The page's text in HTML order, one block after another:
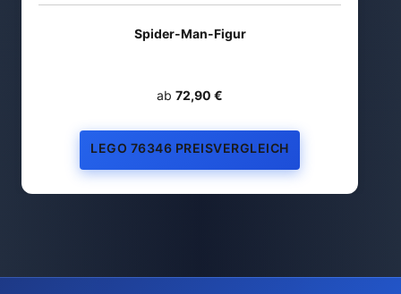
Spider-Man-Figur
ab 72,90 €
LEGO 76346 PREISVERGLEICH